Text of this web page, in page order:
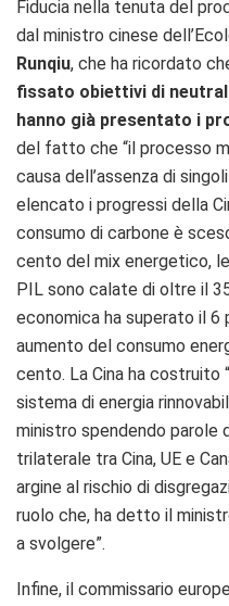
Fiducia nella tenuta del
dal ministro cinese
Runqiu, che ha ricordato
fissato obiettivi di
hanno già presentato i
del fatto che “il processo
causa dell’assenza di
elencato i progressi della
consumo di carbone è
cento del mix energetico,
PIL sono calate di oltre il
economica ha superato il 6
aumento del consumo
cento. La Cina ha costruito
sistema di energia
ministro spendendo parole
trilaterale tra Cina, UE e
argine al rischio di
ruolo che, ha detto il
a svolgere”.
Infine, il commissario